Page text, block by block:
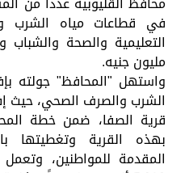
في قطاعات مياه الشرب
مليون جنيه.
واستهل "المحافظ" جولته
الشرب والصرف الصحي،
قرية الصفا، ضمن خطة
بهذه القرية وتغطيتها
المقدمة للمواطنين،